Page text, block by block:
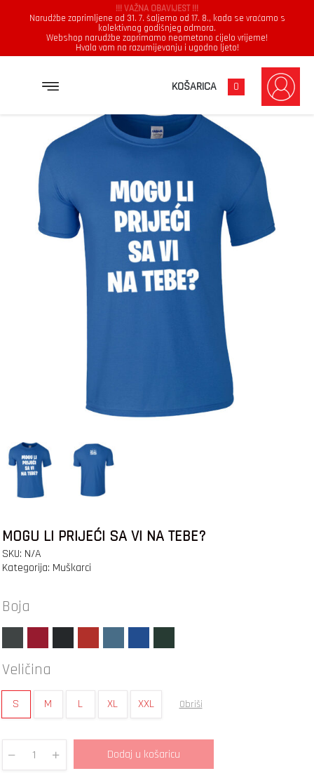
!!! VAŽNA OBAVIJEST !!!
Narudžbe zaprimljene od 31. 7. šaljemo od 17. 8., kada se vraćamo s
kolektivnog godišnjeg odmora.
Webshop narudžbe zaprimamo neometano cijelo vrijeme!
Hvala vam na razumijevanju i ugodno ljeto!
KOŠARICA 0
MOGU LI PRIJEĆI SA VI NA TEBE?
MOGU LI PRIJEĆI SA VI NA TEBE?
SKU: N/A
Kategorija: Muškarci
Boja
Veličina
S M L XL XXL Obriši
Quantity
Dodaj u košaricu